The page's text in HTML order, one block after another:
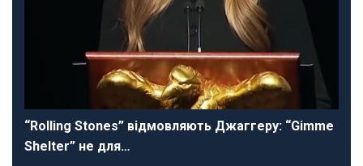
“Rolling Stones” відмовляють Джаггеру: “Gimme
Shelter” не для…